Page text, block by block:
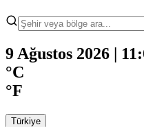
9 Ağustos 2026 |
°C
°F
Türkiye